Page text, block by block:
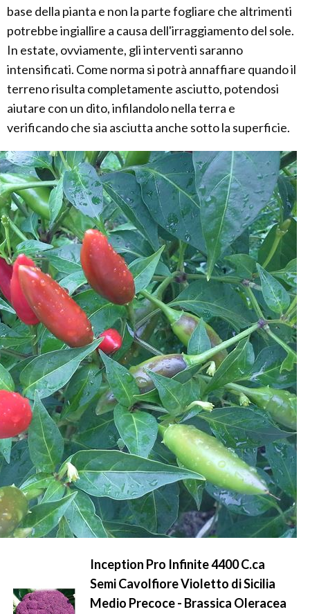
base della pianta e non la parte fogliare che altrimenti
potrebbe ingiallire a causa dell'irraggiamento del sole.
In estate, ovviamente, gli interventi saranno
intensificati. Come norma si potrà annaffiare quando il
terreno risulta completamente asciutto, potendosi
aiutare con un dito, infilandolo nella terra e
verificando che sia asciutta anche sotto la superficie.
Inception Pro Infinite 4400 C.ca
Semi Cavolfiore Violetto di Sicilia
Medio Precoce - Brassica Oleracea